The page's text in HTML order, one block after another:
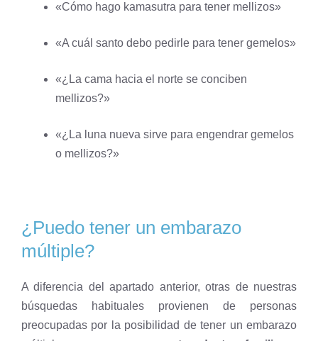
«Cómo hago kamasutra para tener mellizos»
«A cuál santo debo pedirle para tener gemelos»
«¿La cama hacia el norte se conciben
mellizos?»
«¿La luna nueva sirve para engendrar gemelos
o mellizos?»
¿Puedo tener un embarazo
múltiple?
A diferencia del apartado anterior, otras de nuestras
búsquedas habituales provienen de personas
preocupadas por la posibilidad de tener un embarazo